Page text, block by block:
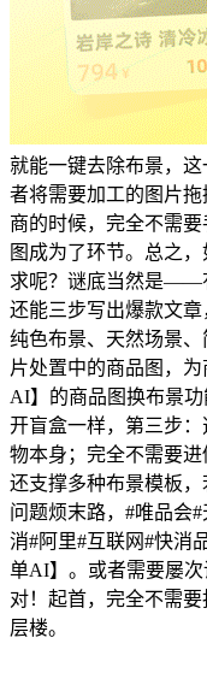
就能一键去除布景，
者将需要加工的图片
商的时候，完全不需
图成为了环节。总之
求呢？谜底当然是——
还能三步写出爆款文
纯色布景、天然场景
片处置中的商品图，
AI】的商品图换布景
开盲盒一样，第三步
物本身；完全不需要进
还支撑多种布景模板
问题烦末路，#唯品会
消#阿里#互联网#快消
单AI】。或者需要屡
对！起首，完全不需
层楼。